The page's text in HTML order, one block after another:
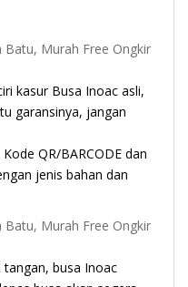
kasur Busa Inoac asli,
garansinya, jangan
QR/BARCODE dan
jenis bahan dan
tangan, busa Inoac